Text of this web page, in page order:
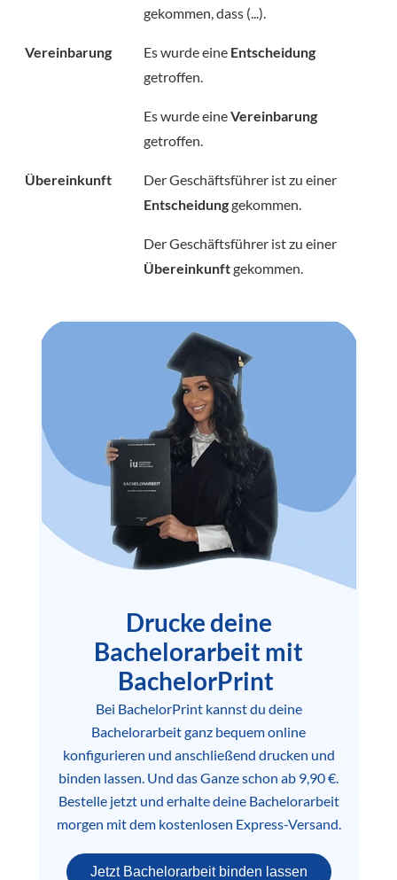
gekommen, dass (...).
Vereinbarung Es wurde eine Entscheidung
getroffen.
Es wurde eineVereinbarung
getroffen.
Übereinkunft
Der Geschäftsführer ist zu einer
Entscheidunggekommen.
Der Geschäftsführer ist zu einer
Übereinkunftgekommen.
Drucke deine
Bachelorarbeit mit
BachelorPrint
Bei BachelorPrint kannst du deine
Bachelorarbeit ganz bequem online
konfigurieren und anschließend drucken und
binden lassen. Und das Ganze schon ab 9,90 €.
Bestelle jetzt und erhalte deine Bachelorarbeit
morgen mit dem kostenlosen Express-Versand.
Jetzt Bachelorarbeit binden lassen